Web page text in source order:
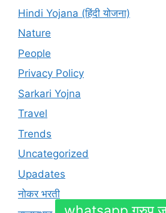
Hindi Yojana (हिंदी योजना)
Nature
People
Privacy Policy
Sarkari Yojna
Travel
Trends
Uncategorized
Upadates
नोकर भरती